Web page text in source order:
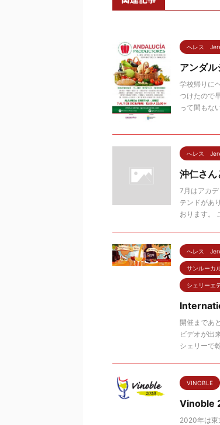
へレス
アンダル
学校帰りに
つけたので
って間もな
へレス
沖仁さん
7月はアカ
テンドがあ
おります。
へレス
サンルーカ
シェリーエ
開催まであ
ビデオが出
シェリーで
VINOBLE
Vinoble
2020年は東